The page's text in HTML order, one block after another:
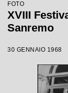
FOTO
XVIII
Sanremo
30 GENNAIO 1968